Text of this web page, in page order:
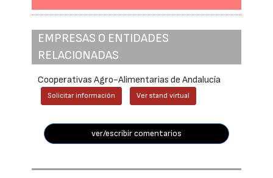
EMPRESAS O ENTIDADES
RELACIONADAS
Cooperativas Agro-Alimentarias de Andalucía
Solicitar información Ver stand virtual
ver/escribir comentarios